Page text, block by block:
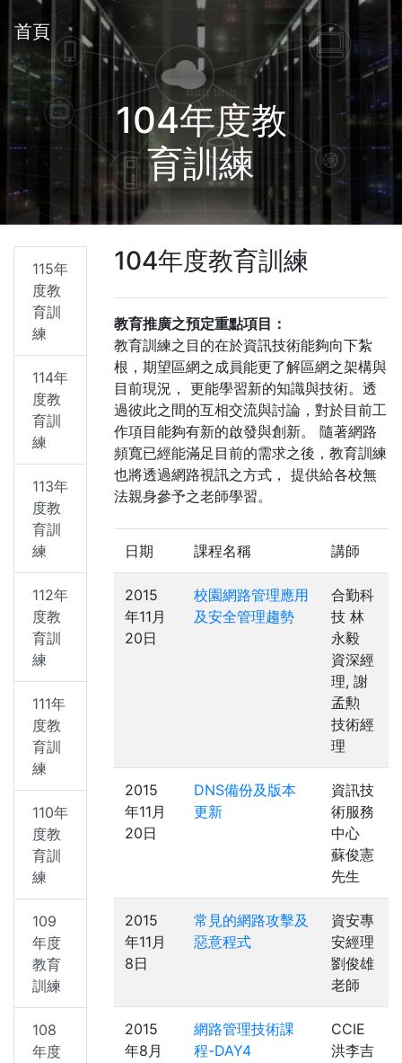
首頁
104年度教
育訓練
115年
度教
育訓
練
114年
度教
育訓
練
113年
度教
育訓
練
112年
度教
育訓
練
111年
度教
育訓
練
110年
度教
育訓
練
109
年度
教育
訓練
108
年度
104年度教育訓練
教育推廣之預定重點項目：
教育訓練之目的在於資訊技術能夠向下紮
根，期望區網之成員能更了解區網之架構與
目前現況， 更能學習新的知識與技術。透
過彼此之間的互相交流與討論，對於目前工
作項目能夠有新的啟發與創新。 隨著網路
頻寬已經能滿足目前的需求之後，教育訓練
也將透過網路視訊之方式， 提供給各校無
法親身參予之老師學習。
日期 課程名稱 講師
2015
年11月
20日
校園網路管理應用
及安全管理趨勢
合勤科
技 林
永毅
資深經
理, 謝
孟勲
技術經
理
2015
年11月
20日
DNS備份及版本
更新
資訊技
術服務
中心
蘇俊憲
先生
2015
年11月
8日
常見的網路攻擊及
惡意程式
資安專
安經理
劉俊雄
老師
2015
年8月
網路管理技術課
程-DAY4
CCIE
洪李吉